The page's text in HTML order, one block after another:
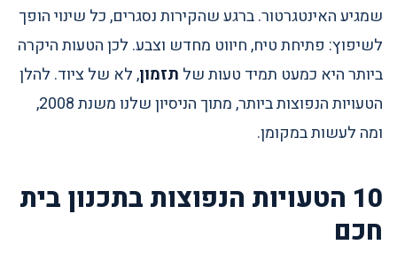
שמגיע האינטגרטור. ברגע שהקירות נסגרים, כל שינוי הופך
לשיפוץ: פתיחת טיח, חיווט מחדש וצבע. לכן הטעות היקרה
ביותר היא כמעט תמיד טעות של תזמון, לא של ציוד. להלן
הטעויות הנפוצות ביותר, מתוך הניסיון שלנו משנת 2008,
ומה לעשות במקומן.
10 הטעויות הנפוצות בתכנון בית
חכם